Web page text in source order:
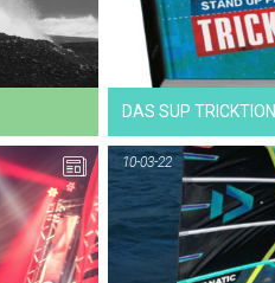
DAS SUP
10-03-22